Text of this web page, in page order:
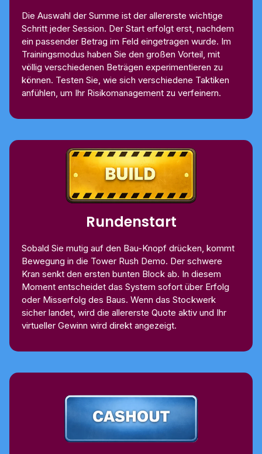
Die Auswahl der Summe ist der allererste wichtige
Schritt jeder Session. Der Start erfolgt erst, nachdem
ein passender Betrag im Feld eingetragen wurde. Im
Trainingsmodus haben Sie den großen Vorteil, mit
völlig verschiedenen Beträgen experimentieren zu
können. Testen Sie, wie sich verschiedene Taktiken
anfühlen, um Ihr Risikomanagement zu verfeinern.
Rundenstart
Sobald Sie mutig auf den Bau-Knopf drücken, kommt
Bewegung in die Tower Rush Demo. Der schwere
Kran senkt den ersten bunten Block ab. In diesem
Moment entscheidet das System sofort über Erfolg
oder Misserfolg des Baus. Wenn das Stockwerk
sicher landet, wird die allererste Quote aktiv und Ihr
virtueller Gewinn wird direkt angezeigt.